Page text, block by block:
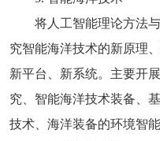
将人工智能理论方法
究智能海洋技术的新原理
新平台、新系统。主要开
究、智能海洋技术装备、
技术、海洋装备的环境智